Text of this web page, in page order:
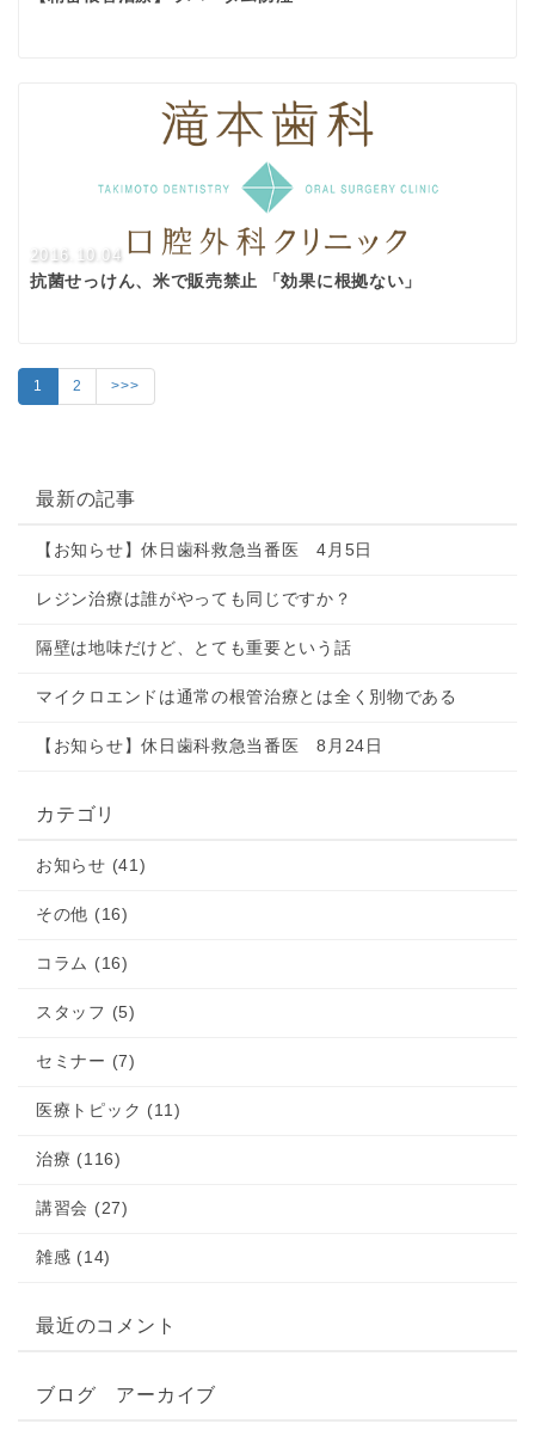
2016.10.04
抗菌せっけん、米で販売禁止 「効果に根拠ない」
1 2 >>>
最新の記事
【お知らせ】休日歯科救急当番医 4月5日
レジン治療は誰がやっても同じですか？
隔壁は地味だけど、とても重要という話
マイクロエンドは通常の根管治療とは全く別物である
【お知らせ】休日歯科救急当番医 8月24日
カテゴリ
お知らせ (41)
その他 (16)
コラム (16)
スタッフ (5)
セミナー (7)
医療トピック (11)
治療 (116)
講習会 (27)
雑感 (14)
最近のコメント
ブログ アーカイブ